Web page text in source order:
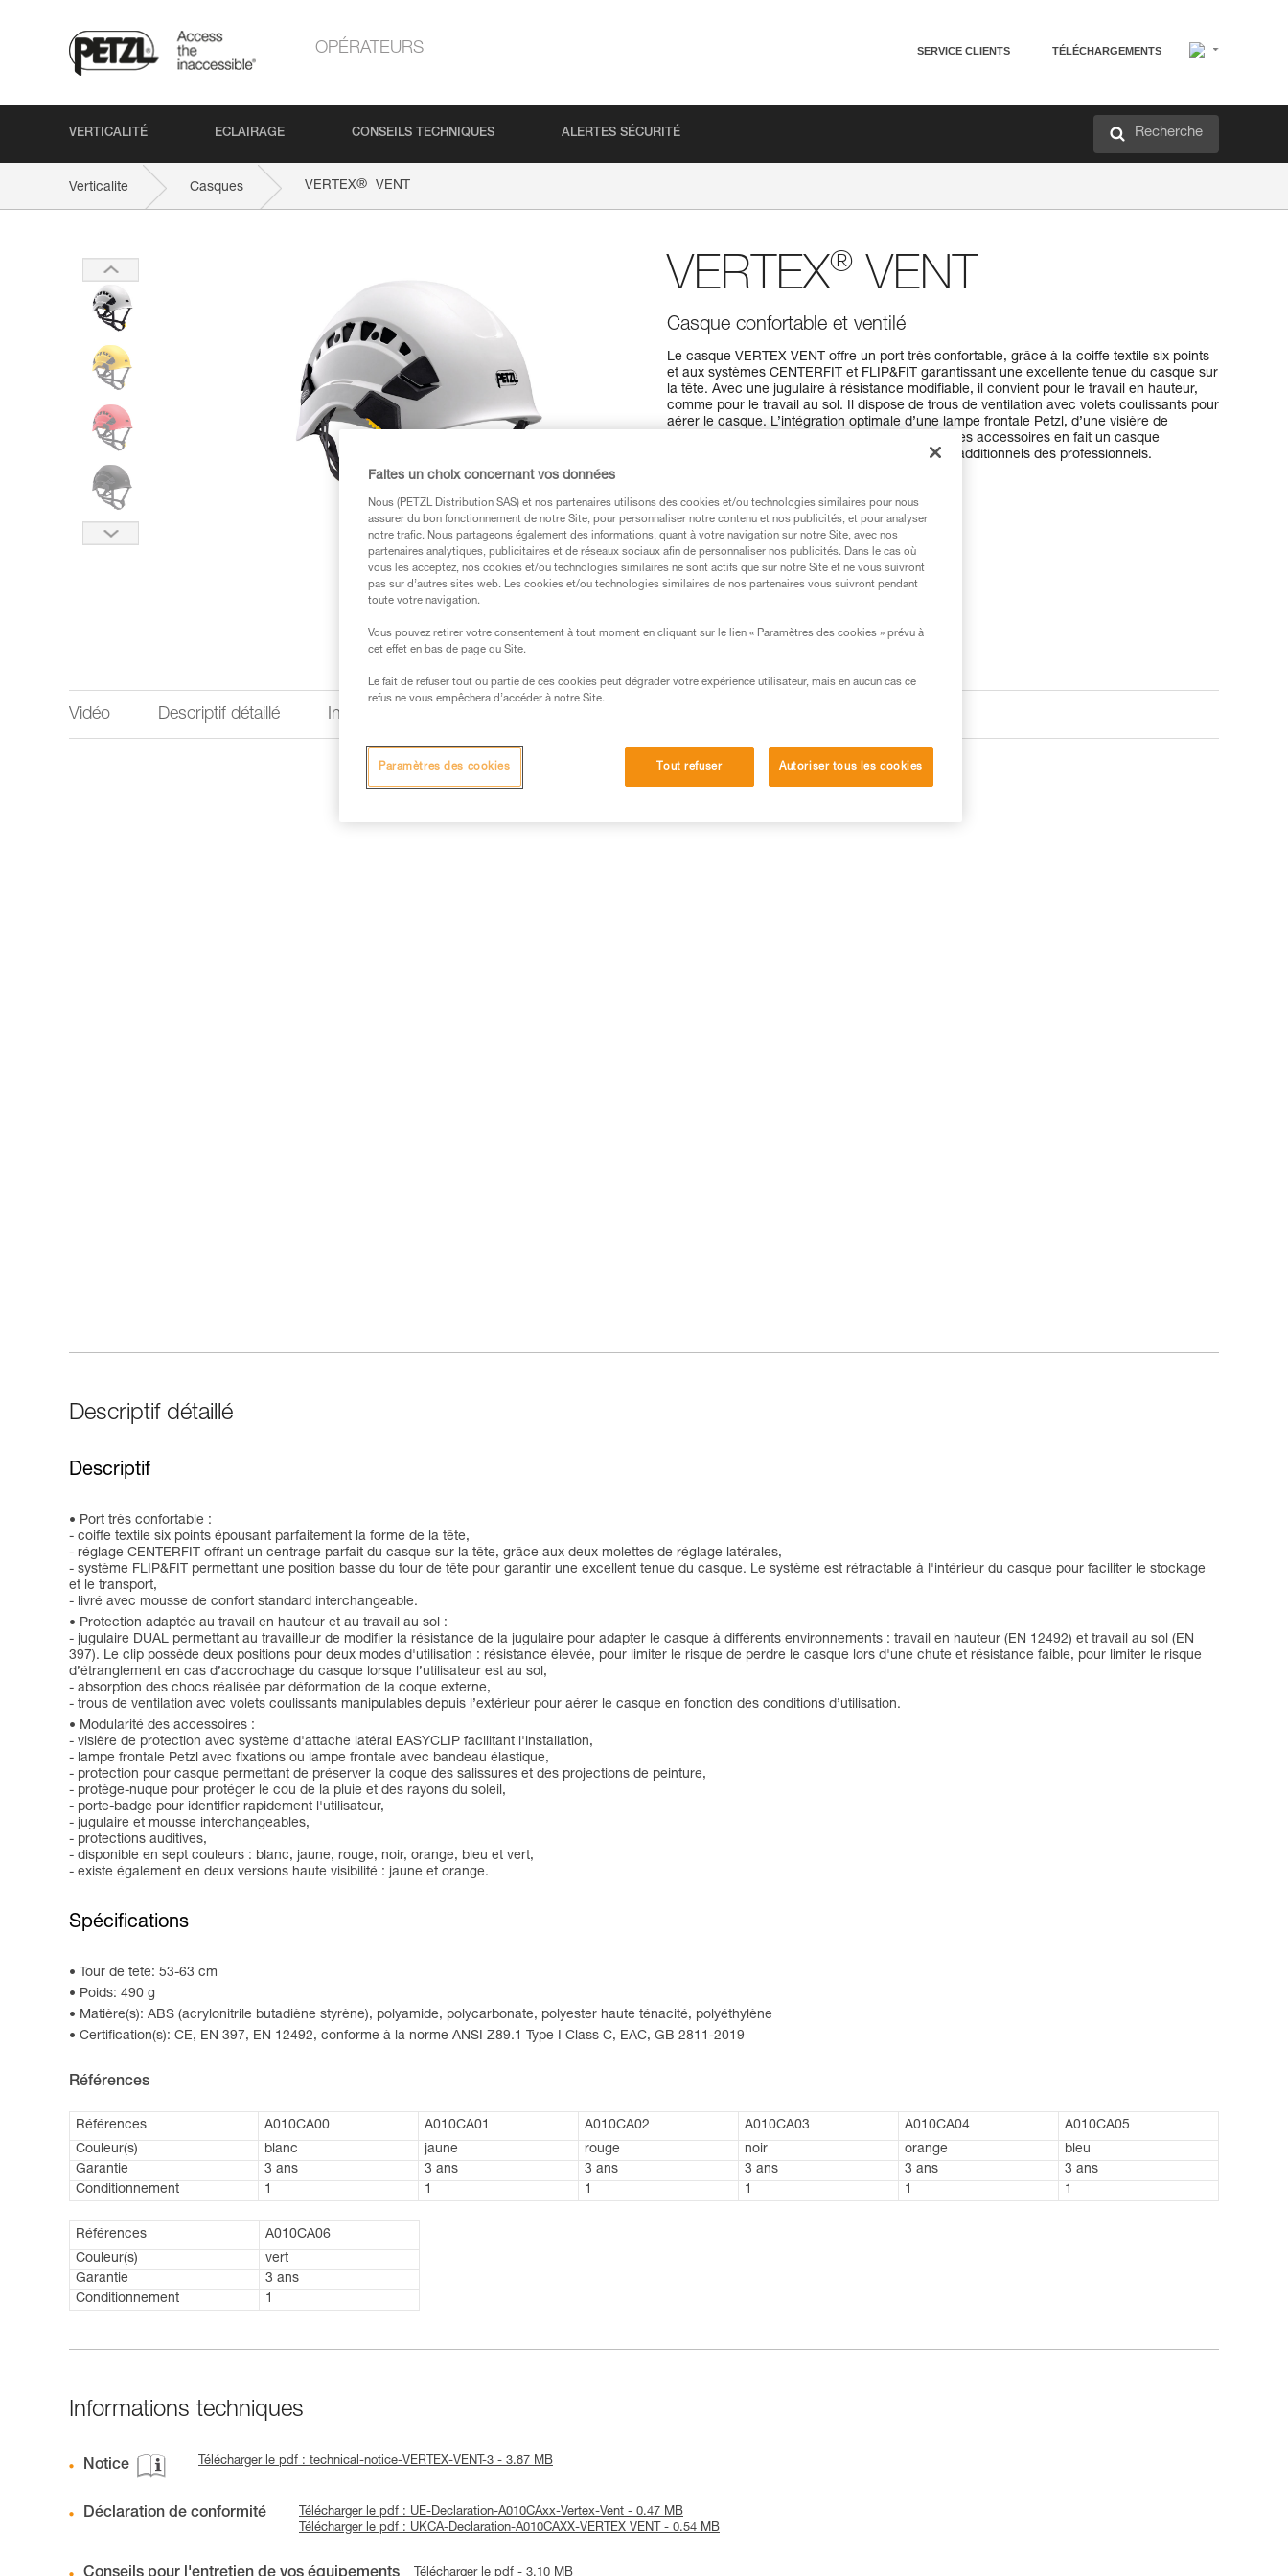
OPÉRATEURS SERVICE CLIENTS TÉLÉCHARGEMENTS
VERTICALITÉ ECLAIRAGE CONSEILS TECHNIQUES ALERTES SÉCURITÉ Recherche
Verticalite Casques VERTEX® VENT
VERTEX® VENT
Casque confortable et ventilé
Le casque VERTEX VENT offre un port très confortable, grâce à la coiffe textile six points
et aux systèmes CENTERFIT et FLIP&FIT garantissant une excellente tenue du casque sur
la tête. Avec une jugulaire à résistance modifiable, il convient pour le travail en hauteur,
comme pour le travail au sol. Il dispose de trous de ventilation avec volets coulissants pour
aérer le casque. L’intégration optimale d’une lampe frontale Petzl, d’une visière de
protection, de protections auditives et de multiples accessoires en fait un casque
entièrement modulable, répondant aux besoins additionnels des professionnels.
Trouvez un revendeur
Vidéo Descriptif détaillé Informations techniques
Descriptif détaillé
Descriptif
Port très confortable :
- coiffe textile six points épousant parfaitement la forme de la tête,
- réglage CENTERFIT offrant un centrage parfait du casque sur la tête, grâce aux deux molettes de réglage latérales,
- système FLIP&FIT permettant une position basse du tour de tête pour garantir une excellent tenue du casque. Le système est rétractable à l'intérieur du casque pour faciliter le stockage
et le transport,
- livré avec mousse de confort standard interchangeable.
Protection adaptée au travail en hauteur et au travail au sol :
- jugulaire DUAL permettant au travailleur de modifier la résistance de la jugulaire pour adapter le casque à différents environnements : travail en hauteur (EN 12492) et travail au sol (EN
397). Le clip possède deux positions pour deux modes d'utilisation : résistance élevée, pour limiter le risque de perdre le casque lors d'une chute et résistance faible, pour limiter le risque
d’étranglement en cas d’accrochage du casque lorsque l’utilisateur est au sol,
- absorption des chocs réalisée par déformation de la coque externe,
- trous de ventilation avec volets coulissants manipulables depuis l’extérieur pour aérer le casque en fonction des conditions d’utilisation.
Modularité des accessoires :
- visière de protection avec système d'attache latéral EASYCLIP facilitant l'installation,
- lampe frontale Petzl avec fixations ou lampe frontale avec bandeau élastique,
- protection pour casque permettant de préserver la coque des salissures et des projections de peinture,
- protège-nuque pour protéger le cou de la pluie et des rayons du soleil,
- porte-badge pour identifier rapidement l'utilisateur,
- jugulaire et mousse interchangeables,
- protections auditives,
- disponible en sept couleurs : blanc, jaune, rouge, noir, orange, bleu et vert,
- existe également en deux versions haute visibilité : jaune et orange.
Spécifications
Tour de tête: 53-63 cm
Poids: 490 g
Matière(s): ABS (acrylonitrile butadiène styrène), polyamide, polycarbonate, polyester haute ténacité, polyéthylène
Certification(s): CE, EN 397, EN 12492, conforme à la norme ANSI Z89.1 Type I Class C, EAC, GB 2811-2019
Références
Références A010CA00 A010CA01 A010CA02 A010CA03 A010CA04
A010CA05
Couleur(s)
blanc jaune rouge noir orange
bleu
Garantie
3 ans 3 ans 3 ans 3 ans 3 ans
3 ans
Conditionnement
1 1 1 1 1 1
Références
A010CA06
Couleur(s)
vert
Garantie
3 ans
Conditionnement
1
Informations techniques
Notice Télécharger le pdf : technical-notice-VERTEX-VENT-3 - 3.87 MB
Déclaration de conformité
Télécharger le pdf : UE-Declaration-A010CAxx-Vertex-Vent - 0.47 MB
Télécharger le pdf : UKCA-Declaration-A010CAXX-VERTEX VENT - 0.54 MB
Faites un choix concernant vos données
Nous (PETZL Distribution SAS) et nos partenaires utilisons des cookies et/ou technologies similaires pour nous
assurer du bon fonctionnement de notre Site, pour personnaliser notre contenu et nos publicités, et pour analyser
notre trafic. Nous partageons également des informations, quant à votre navigation sur notre Site, avec nos
partenaires analytiques, publicitaires et de réseaux sociaux afin de personnaliser nos publicités. Dans le cas où
vous les acceptez, nos cookies et/ou technologies similaires ne sont actifs que sur notre Site et ne vous suivront
pas sur d’autres sites web. Les cookies et/ou technologies similaires de nos partenaires vous suivront pendant
toute votre navigation.
Vous pouvez retirer votre consentement à tout moment en cliquant sur le lien « Paramètres des cookies » prévu à
cet effet en bas de page du Site.
Le fait de refuser tout ou partie de ces cookies peut dégrader votre expérience utilisateur, mais en aucun cas ce
refus ne vous empêchera d’accéder à notre Site.
Tout refuser Autoriser tous les cookies
Paramètres des cookies